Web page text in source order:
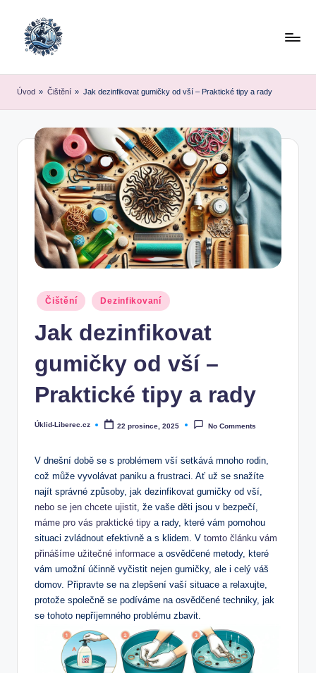
Úvod » Čištění » Jak dezinfikovat gumičky od vší – Praktické tipy a rady
Posted
in
Čištění Dezinfikovaní
Jak dezinfikovat
gumičky od vší –
Praktické tipy a rady
Posted
Úklid-Liberec.cz 22 prosince, 2025 No Comments
V dnešní době se s problémem vší setkává mnoho rodin,
což může vyvolávat paniku a frustraci. Ať už se snažíte
najít správné způsoby, jak dezinfikovat gumičky od vší,
nebo se jen chcete ujistit, že vaše děti jsou v bezpečí,
máme pro vás praktické tipy a rady, které vám pomohou
situaci zvládnout efektivně a s klidem. V tomto článku vám
přinášíme užitečné informace a osvědčené metody, které
vám umožní účinně vyčistit nejen gumičky, ale i celý váš
domov. Připravte se na zlepšení vaší situace a relaxujte,
protože společně se podíváme na osvědčené techniky, jak
se tohoto nepříjemného problému zbavit.